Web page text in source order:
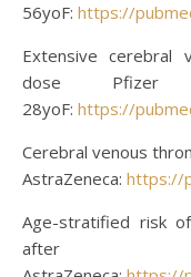
56yoF: https://
Extensive cerebral
dose
28yoF: https://
Cerebral venous
AstraZeneca: https://
Age-stratified risk
after